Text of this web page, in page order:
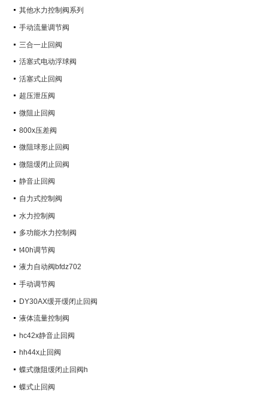
其他水力控制阀系列
手动流量调节阀
三合一止回阀
活塞式电动浮球阀
活塞式止回阀
超压泄压阀
微阻止回阀
800x压差阀
微阻球形止回阀
微阻缓闭止回阀
静音止回阀
自力式控制阀
水力控制阀
多功能水力控制阀
t40h调节阀
液力自动阀bfdz702
手动调节阀
DY30AX缓开缓闭止回阀
液体流量控制阀
hc42x静音止回阀
hh44x止回阀
蝶式微阻缓闭止回阀h
蝶式止回阀